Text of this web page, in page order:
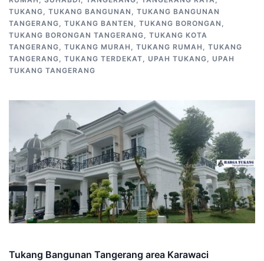
TUKANG, TUKANG BANGUNAN , TUKANG BANGUNAN
TANGERANG, TUKANG BANTEN , TUKANG BORONGAN ,
TUKANG BORONGAN TANGERANG, TUKANG KOTA
TANGERANG, TUKANG MURAH , TUKANG RUMAH , TUKANG
TANGERANG, TUKANG TERDEKAT, UPAH TUKANG, UPAH
TUKANG TANGERANG
Tukang Bangunan Tangerang area Karawaci